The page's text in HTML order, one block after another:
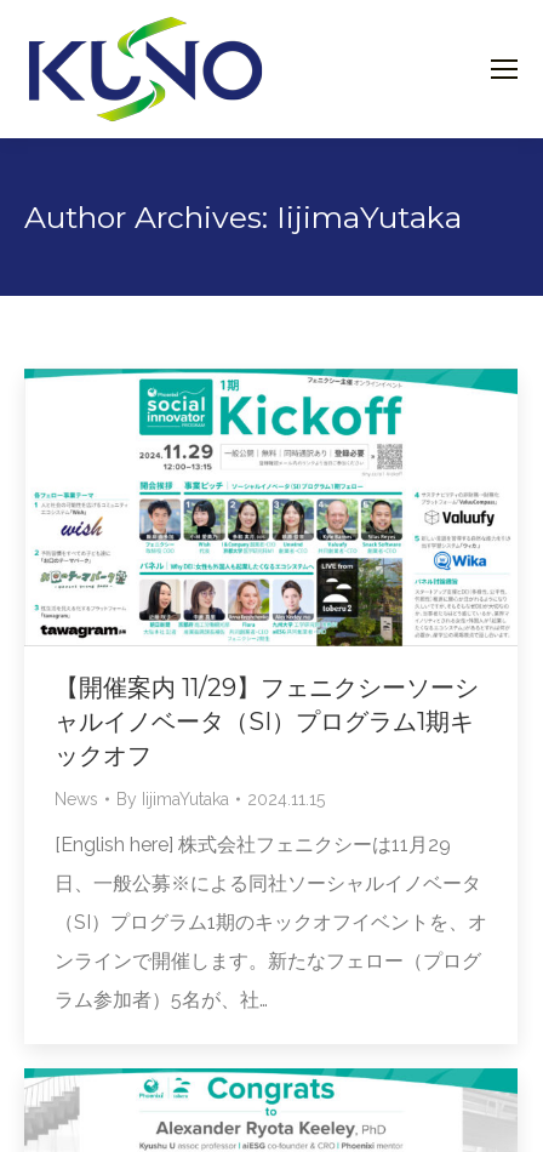
Author Archives: IijimaYutaka
【開催案内 11/29】フェニクシーソーシ
ャルイノベータ（SI）プログラム1期キ
ックオフ
News By IijimaYutaka 2024.11.15
[English here] 株式会社フェニクシーは11月29
日、一般公募※による同社ソーシャルイノベータ
（SI）プログラム1期のキックオフイベントを、オ
ンラインで開催します。新たなフェロー（プログ
ラム参加者）5名が、社…